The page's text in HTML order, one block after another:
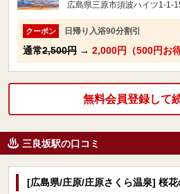
広島県三原市須波ハイツ1-1-
クーポン 日帰り入浴90分割引
通常2,500円 → 2,000円（500円お得
無料会員登録して
三良坂駅の口コミ
[広島県/庄原/庄原さくら温泉] 桜